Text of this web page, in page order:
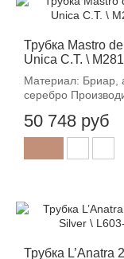
Трубка Mastro
Unica C.T. \ M281
Материал: Бриар,
серебро
50 748 руб
Трубка L’Anatra